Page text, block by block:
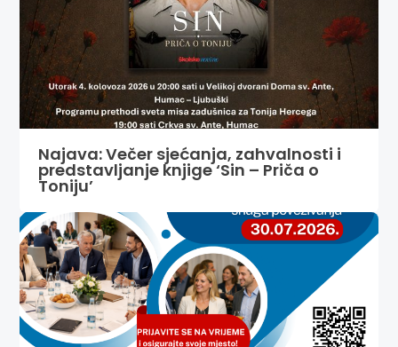
Najava: Večer sjećanja, zahvalnosti i
predstavljanje knjige ‘Sin – Priča o
Toniju’